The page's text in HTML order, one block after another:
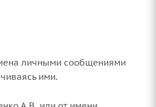
личными сообщениями
ими.